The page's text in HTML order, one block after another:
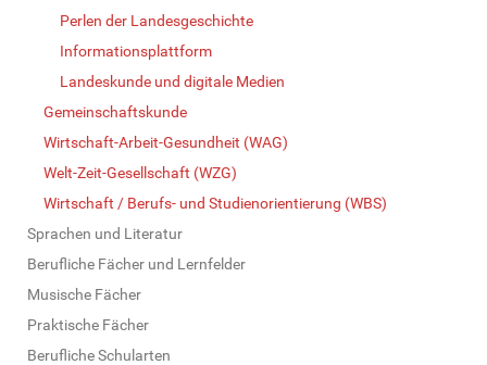
Perlen der Landesgeschichte
Informationsplattform
Landeskunde und digitale Medien
Gemeinschaftskunde
Wirtschaft-Arbeit-Gesundheit (WAG)
Welt-Zeit-Gesellschaft (WZG)
Wirtschaft / Berufs- und Studienorientierung (WBS)
Sprachen und Literatur
Berufliche Fächer und Lernfelder
Musische Fächer
Praktische Fächer
Berufliche Schularten